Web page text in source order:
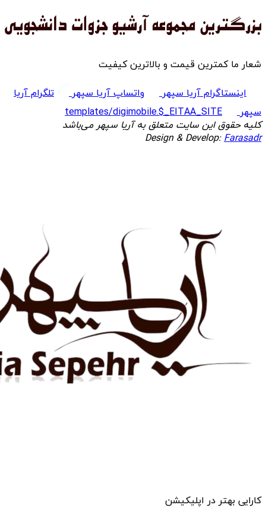
شعار ما کمترین قیمت و بالاترین کیفیت
اینستاگرام آریا سپهر واتساپ آریا سپهر
تلگرام آریا
سپهر
templates/digimobile.$_EITAA_SITE
کلیه حقوق این سایت متعلق به آریا سپهر می‌باشد
Design & Develop:Farasadr
کارایی بهتر در اپلیکیشن